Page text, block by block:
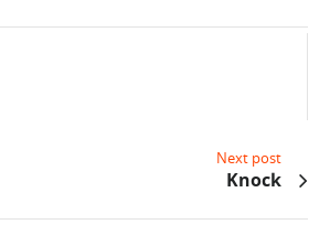
Next post
Knock